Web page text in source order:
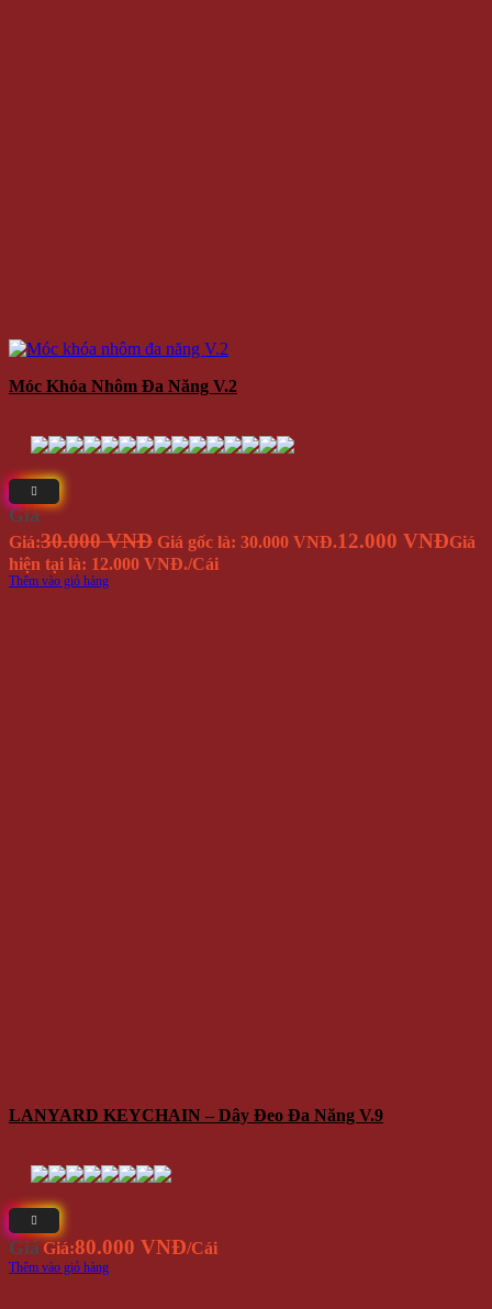
Móc Khóa Nhôm Đa Năng V.2
Giá
Giá:30.000 VNĐ Giá gốc là: 30.000 VNĐ.12.000 VNĐGiá
hiện tại là: 12.000 VNĐ./Cái
Thêm vào giỏ hàng
LANYARD KEYCHAIN – Dây Đeo Đa Năng V.9
Giá Giá:80.000 VNĐ/Cái
Thêm vào giỏ hàng